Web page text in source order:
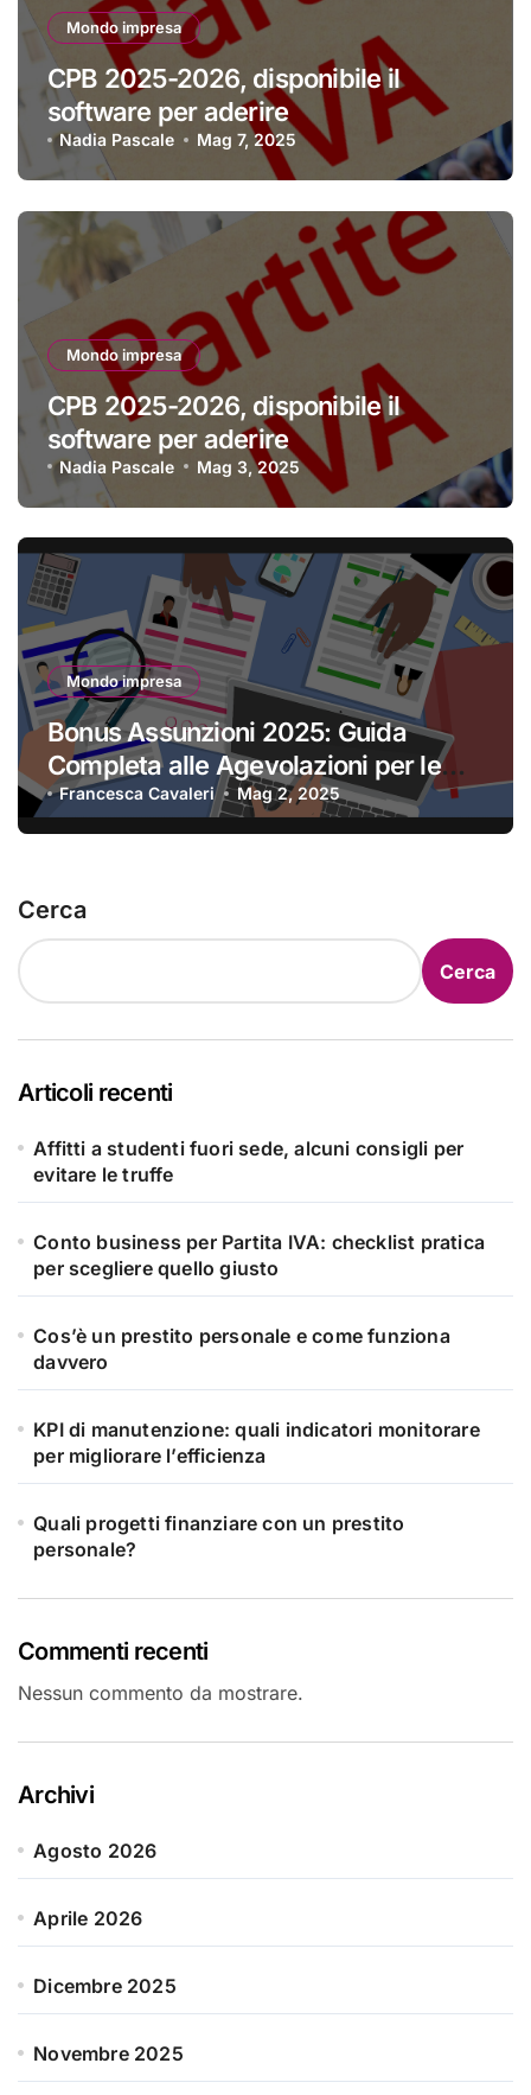
Mondo impresa
CPB 2025-2026, disponibile il
software per aderire
Nadia Pascale Mag 7, 2025
Mondo impresa
CPB 2025-2026, disponibile il
software per aderire
Nadia Pascale Mag 3, 2025
Mondo impresa
Bonus Assunzioni 2025: Guida
Completa alle Agevolazioni per le
Imprese
Francesca Cavaleri Mag 2, 2025
Cerca
Cerca
Articoli recenti
Affitti a studenti fuori sede, alcuni consigli per
evitare le truffe
Conto business per Partita IVA: checklist pratica
per scegliere quello giusto
Cos’è un prestito personale e come funziona
davvero
KPI di manutenzione: quali indicatori monitorare
per migliorare l’efficienza
Quali progetti finanziare con un prestito
personale?
Commenti recenti
Nessun commento da mostrare.
Archivi
Agosto 2026
Aprile 2026
Dicembre 2025
Novembre 2025